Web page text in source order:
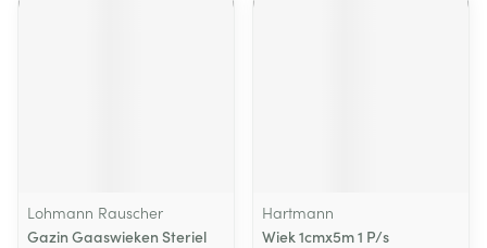
Lohmann Rauscher
Gazin Gaaswieken Steriel
Hartmann
Wiek 1cmx5m 1 P/s